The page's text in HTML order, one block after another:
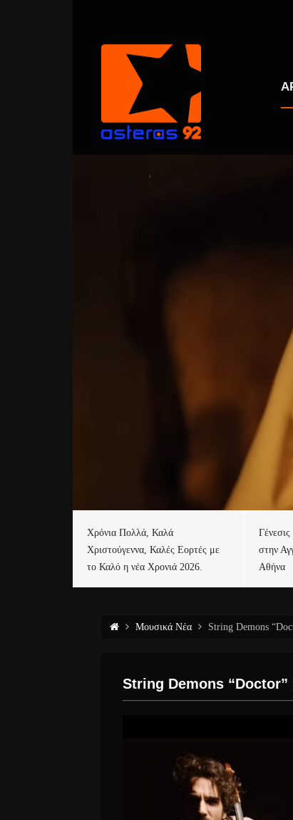
Χρόνια Πολλά, Καλά
Χριστούγεννα, Καλές Εορτές με
το Καλό η νέα Χρονιά 2026.
στην
Αθήνα
Μουσικά Νέα String Demons
String Demons “Doctor”